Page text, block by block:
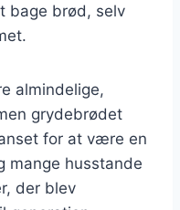
bage brød, selv
almindelige,
grydebrødet
for at være en
mange husstande
der blev